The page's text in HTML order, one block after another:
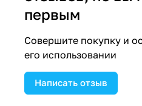
первым
Совершите покупку и
его использовании
Написать отзыв